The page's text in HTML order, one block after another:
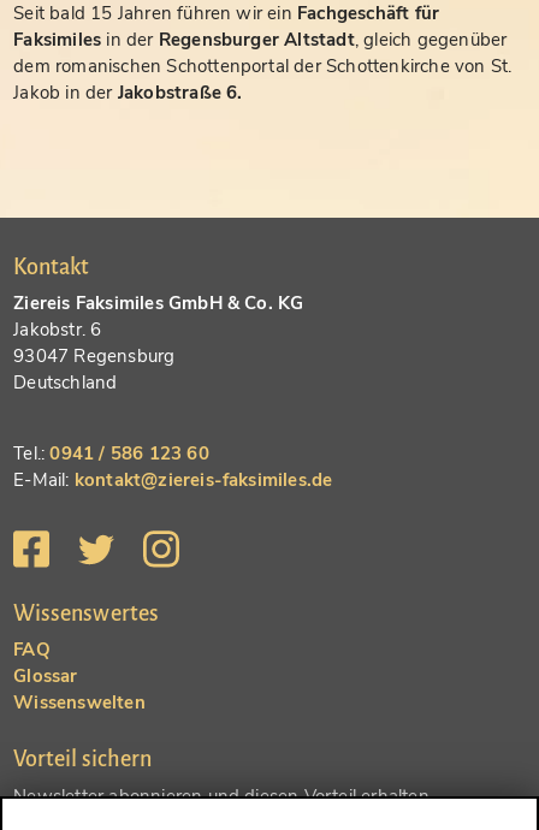
Seit bald 15 Jahren führen wir ein Fachgeschäft für
Faksimiles in der Regensburger Altstadt, gleich gegenüber
dem romanischen Schottenportal der Schottenkirche von St.
Jakob in der Jakobstraße 6.
Kontakt
Ziereis Faksimiles GmbH & Co. KG
Jakobstr. 6
93047 Regensburg
Deutschland
Tel.:0941 / 586 123 60
E-Mail: kontakt@ziereis-faksimiles.de
Wissenswertes
FAQ
Glossar
Wissenswelten
Vorteil sichern
Newsletter abonnieren und diesen Vorteil erhalten